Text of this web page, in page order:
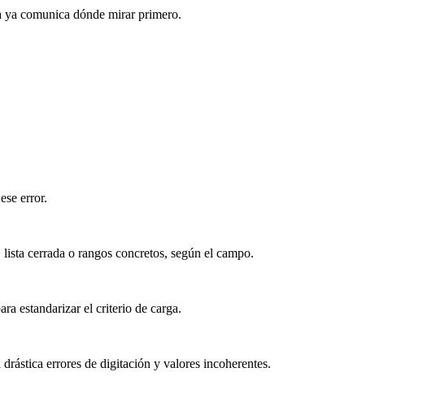
ya comunica dónde mirar primero.
error.
cerrada o rangos concretos, según el campo.
estandarizar el criterio de carga.
errores de digitación y valores incoherentes.